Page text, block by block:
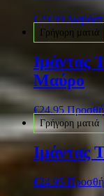
€29.99
Γρήγορη ματιά
Ιμάντας
Μαύρο
€24.95
Γρήγορη ματιά
Ιμάντας
€24.95